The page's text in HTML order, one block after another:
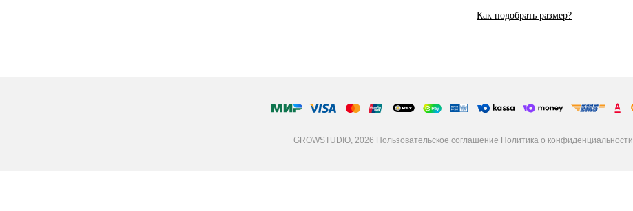
Как подобрать размер?
GROWSTUDIO, 2026 Пользовательское соглашение Политика о конфиденциальности